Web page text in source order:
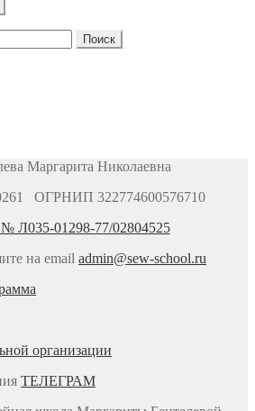
Маргарита Николаевна
ОГРНИП 322774600576710
Л035-01298-77/02804525
на email admin@sew-school.ru
организации
ТЕЛЕГРАМ